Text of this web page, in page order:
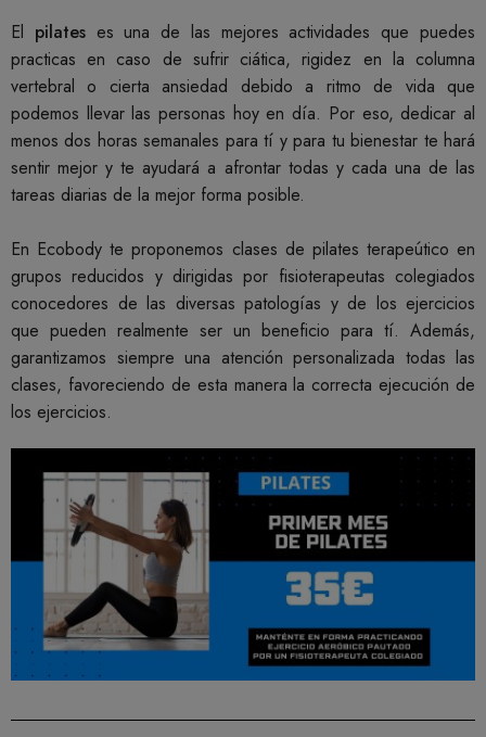
El pilateses una de las mejores actividades que puedes
practicas en caso de sufrir ciática, rigidez en la columna
vertebral o cierta ansiedad debido a ritmo de vida que
podemos llevar las personas hoy en día. Por eso, dedicar al
menos dos horas semanales para tí y para tu bienestar te hará
sentir mejor y te ayudará a afrontar todas y cada una de las
tareas diarias de la mejor forma posible.
En Ecobody te proponemos clases de pilates terapeútico en
grupos reducidos y dirigidas por fisioterapeutas colegiados
conocedores de las diversas patologías y de los ejercicios
que pueden realmente ser un beneficio para tí. Además,
garantizamos siempre una atención personalizada todas las
clases, favoreciendo de esta manera la correcta ejecución de
los ejercicios.